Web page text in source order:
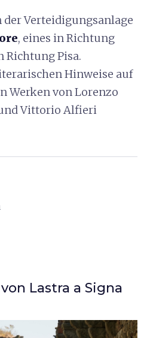
Verteidigungsanlage
, eines in Richtung
Richtung Pisa.
Hinweise auf
Werken von Lorenzo
Vittorio Alfieri
Lastra a Signa